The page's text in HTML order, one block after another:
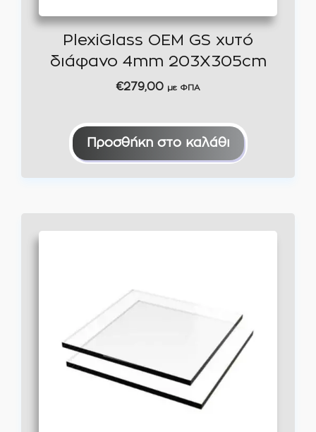
PlexiGlass OEM GS χυτό
διάφανο 4mm 203X305cm
€279,00 με ΦΠΑ
Προσθήκη στο καλάθι